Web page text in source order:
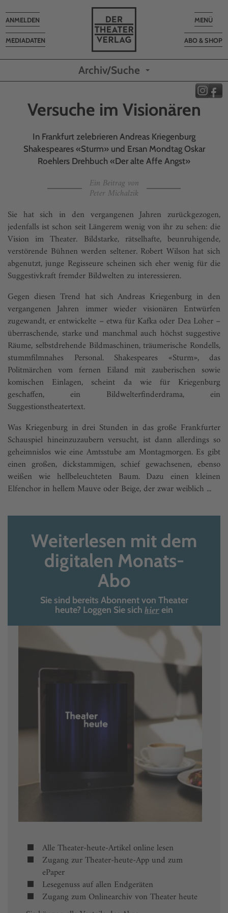
Toggle
MENÜ
ABO & SHOP
MEDIADATEN
Toggle
navigation
ANMELDEN
Archiv/Suche
Versuche im Visionären
In Frankfurt zelebrieren Andreas Kriegenburg
Shakespeares «Sturm» und Ersan Mondtag Oskar
Roehlers Drehbuch «Der alte Affe Angst»
Ein Beitrag von
Peter Michalzik
Sie hat sich in den vergangenen Jahren zurückgezogen,
jedenfalls ist schon seit Längerem wenig von ihr zu sehen: die
Vision im Theater. Bildstarke, rätselhafte, beunruhigende,
verstörende Bühnen werden seltener. Robert Wilson hat sich
abgenutzt, junge Regisseure scheinen sich eher wenig für die
Suggestivkraft fremder Bildwelten zu interessieren.
Gegen diesen Trend hat sich Andreas Kriegenburg in den
vergangenen Jahren immer wieder visionären Entwürfen
zugewandt, er entwickelte – etwa für Kafka oder Dea Loher –
überraschende, starke und manchmal auch höchst suggestive
Räume, selbstdrehende Bildmaschinen, träumerische Rondells,
stummfilmnahes Personal. Shakespeares «Sturm», das
Politmärchen vom fernen Eiland mit zauberischen sowie
komischen Einlagen, scheint da wie für Kriegenburg
geschaffen, ein Bildwelterfinderdrama, ein
Suggestionstheatertext.
Was Kriegenburg in drei Stunden in das große Frankfurter
Schauspiel hineinzuzaubern versucht, ist dann allerdings so
geheimnislos wie eine Amtsstube am Montagmorgen. Es gibt
einen großen, dickstammigen, schief gewachsenen, ebenso
weißen wie hellbeleuchteten Baum. Dazu einen kleinen
Elfenchor in hellem Mauve oder Beige, der zwar weiblich ...
Weiterlesen mit dem
digitalen Monats-
Abo
Sie sind bereits Abonnent von Theater
heute? Loggen Sie sich hierein
Alle Theater-heute-Artikel online lesen
Zugang zur Theater-heute-App und zum
ePaper
Lesegenuss auf allen Endgeräten
Zugang zum Onlinearchiv von Theater heute